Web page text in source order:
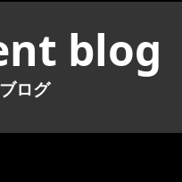
blog
ログ